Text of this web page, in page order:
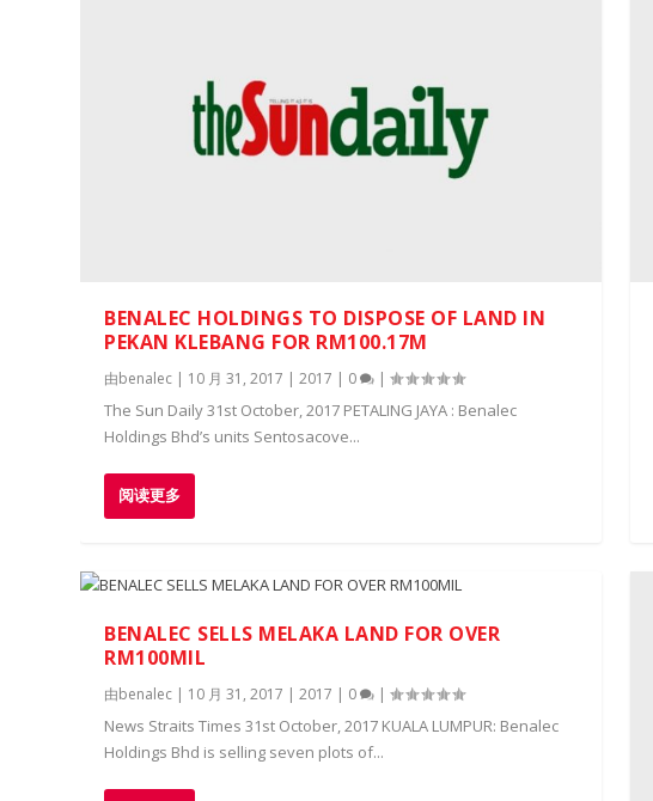
BENALEC HOLDINGS TO DISPOSE OF LAND IN
PEKAN KLEBANG FOR RM100.17M
由benalec | 10 月 31, 2017 |2017 | 0 |
The Sun Daily 31st October, 2017 PETALING JAYA : Benalec
Holdings Bhd’s units Sentosacove...
阅读更多
BENALEC SELLS MELAKA LAND FOR OVER
RM100MIL
由benalec | 10 月 31, 2017 |2017 | 0 |
News Straits Times 31st October, 2017 KUALA LUMPUR: Benalec
Holdings Bhd is selling seven plots of...